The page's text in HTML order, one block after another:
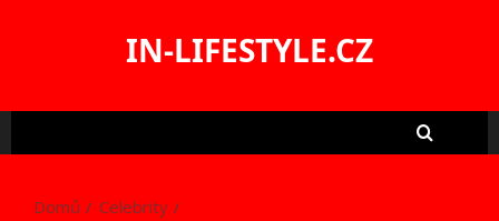
IN-LIFESTYLE.CZ
Domů
Celebrity